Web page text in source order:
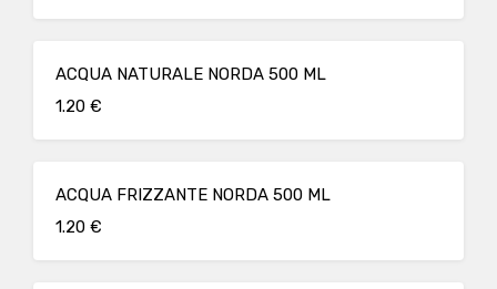
ACQUA NATURALE NORDA 500 ML
1.20 €
ACQUA FRIZZANTE NORDA 500 ML
1.20 €